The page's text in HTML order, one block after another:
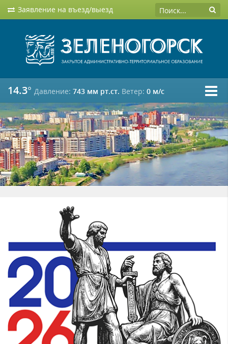
Заявление на въезд/выезд
14.3° Давление: 743 мм рт.ст. Ветер: 0 м/c